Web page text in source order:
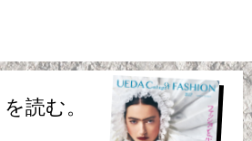
読む。